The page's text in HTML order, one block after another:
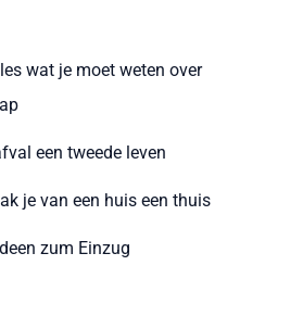
wat je moet weten over
een tweede leven
je van een huis een thuis
zum Einzug